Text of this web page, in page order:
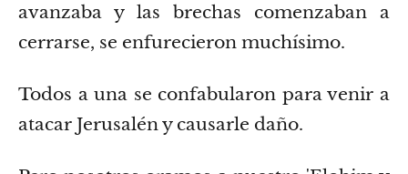
avanzaba y las brechas comenzaban a
cerrarse, se enfurecieron muchísimo.
Todos a una se confabularon para venir a
atacar Jerusalén y causarle daño.